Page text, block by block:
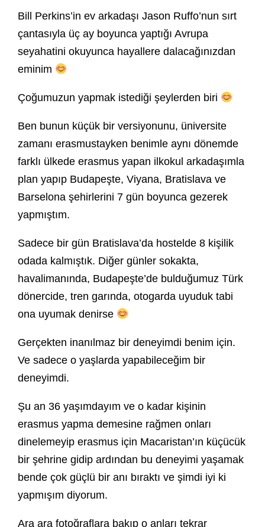
Bill Perkins’in ev arkadaşı Jason Ruffo’nun sırt
çantasıyla üç ay boyunca yaptığı Avrupa
seyahatini okuyunca hayallere dalacağınızdan
eminim
Çoğumuzun yapmak istediği şeylerden biri
Ben bunun küçük bir versiyonunu, üniversite
zamanı erasmustayken benimle aynı dönemde
farklı ülkede erasmus yapan ilkokul arkadaşımla
plan yapıp Budapeşte, Viyana, Bratislava ve
Barselona şehirlerini 7 gün boyunca gezerek
yapmıştım.
Sadece bir gün Bratislava’da hostelde 8 kişilik
odada kalmıştık. Diğer günler sokakta,
havalimanında, Budapeşte’de bulduğumuz Türk
dönercide, tren garında, otogarda uyuduk tabi
ona uyumak denirse
Gerçekten inanılmaz bir deneyimdi benim için.
Ve sadece o yaşlarda yapabileceğim bir
deneyimdi.
Şu an 36 yaşımdayım ve o kadar kişinin
erasmus yapma demesine rağmen onları
dinelemeyip erasmus için Macaristan’ın küçücük
bir şehrine gidip ardından bu deneyimi yaşamak
bende çok güçlü bir anı bıraktı ve şimdi iyi ki
yapmışım diyorum.
Ara ara fotoğraflara bakıp o anları tekrar